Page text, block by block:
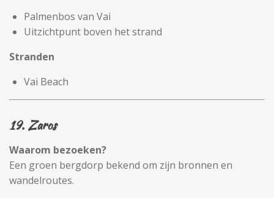
Palmenbos van Vai
Uitzichtpunt boven het strand
Stranden
Vai Beach
19. Zaros
Waarom bezoeken?
Een groen bergdorp bekend om zijn bronnen en
wandelroutes.